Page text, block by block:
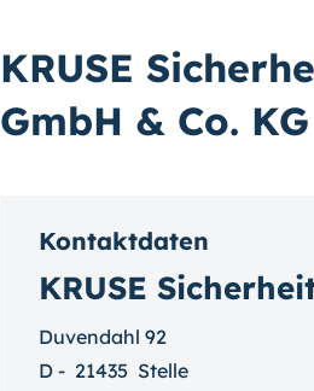
KRUSE
GmbH & Co. KG
Kontaktdaten
KRUSE
Duvendahl 92
D - 21435 Stelle